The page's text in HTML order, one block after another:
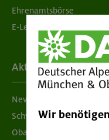
Ehrenamtsbörse
E-Learning
Aktuelles
Newsletter
Schwarzes Brett
Obacht geben!
Wir